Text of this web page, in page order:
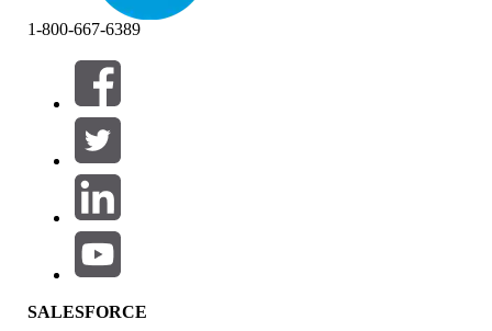
Filtros (0)
SELECIONAR FILTROS
Área de produtos
Impacto do recurso
1-800-667-6389
SALESFORCE